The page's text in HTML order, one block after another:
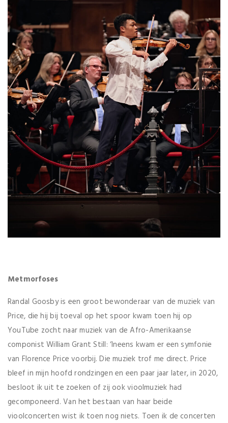
Metmorfoses
Randal Goosby is een groot bewonderaar van de muziek van
Price, die hij bij toeval op het spoor kwam toen hij op
YouTube zocht naar muziek van de Afro-Amerikaanse
componist William Grant Still: ‘Ineens kwam er een symfonie
van Florence Price voorbij. Die muziek trof me direct. Price
bleef in mijn hoofd rondzingen en een paar jaar later, in 2020,
besloot ik uit te zoeken of zij ook vioolmuziek had
gecomponeerd. Van het bestaan van haar beide
vioolconcerten wist ik toen nog niets. Toen ik de concerten